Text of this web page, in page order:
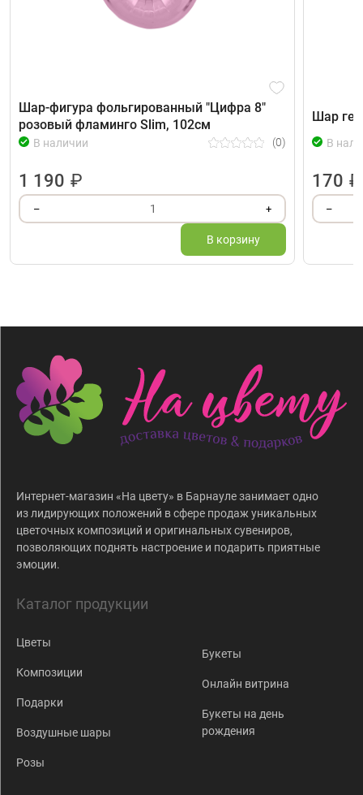
Шар-фигура фольгированный "Цифра 8"
розовый фламинго Slim, 102см
В наличии (0)
1 190 ₽
– 1 +
В корзину
Шар
В
170 ₽
–
Интернет-магазин «На цвету» в Барнауле занимает одно
из лидирующих положений в сфере продаж уникальных
цветочных композиций и оригинальных сувениров,
позволяющих поднять настроение и подарить приятные
эмоции.
Каталог продукции
Цветы
Композиции
Подарки
Воздушные шары
Розы
Букеты
Онлайн витрина
Букеты на день
рождения